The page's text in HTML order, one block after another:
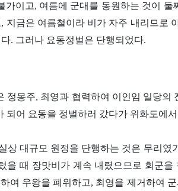
가이고, 여름에 군대를 동원하는 것이
지금은 여름철이라 비가 자주 내리므로
. 그러나 요동정벌은 단행되었다.
정몽주, 최영과 협력하여 이인임 일당
되어 요동을 정벌하러 갔다가 위화도에
상 대규모 원정을 단행하는 것은 무리였
을 때 장맛비가 계속 내렸으므로 회군
여 우왕을 폐위하고, 최영을 제거하여